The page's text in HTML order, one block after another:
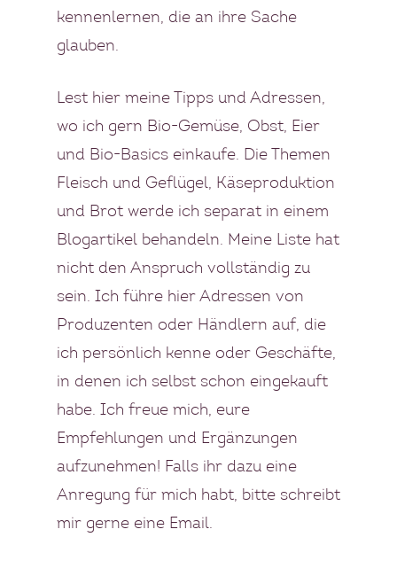
kennenlernen, die an ihre Sache
glauben.
Lest hier meine Tipps und Adressen,
wo ich gern Bio-Gemüse, Obst, Eier
und Bio-Basics einkaufe. Die Themen
Fleisch und Geflügel, Käseproduktion
und Brot werde ich separat in einem
Blogartikel behandeln. Meine Liste hat
nicht den Anspruch vollständig zu
sein. Ich führe hier Adressen von
Produzenten oder Händlern auf, die
ich persönlich kenne oder Geschäfte,
in denen ich selbst schon eingekauft
habe. Ich freue mich, eure
Empfehlungen und Ergänzungen
aufzunehmen! Falls ihr dazu eine
Anregung für mich habt, bitte schreibt
mir gerne eine Email.